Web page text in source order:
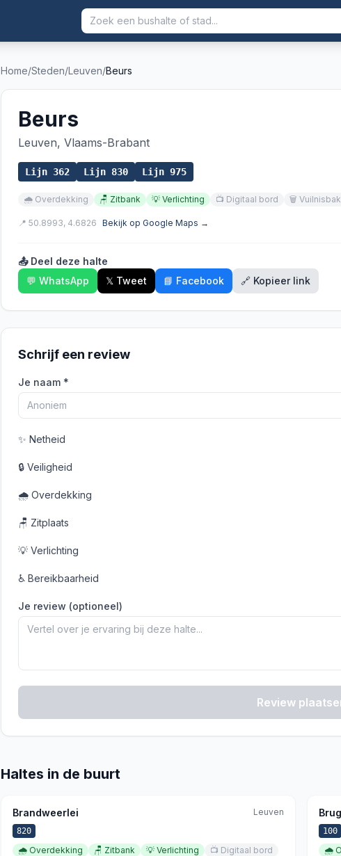
Home/Steden/Leuven/Beurs
Beurs
Leuven, Vlaams-Brabant
Lijn 362 Lijn 830 Lijn 975
🌧️ Overdekking 🪑 Zitbank 💡 Verlichting 📺 Digitaal bord 🗑️ Vuilnisbak
📍 50.8993, 4.6826 Bekijk op Google Maps →
📤 Deel deze halte
💬 WhatsApp
𝕏 Tweet 📘 Facebook 🔗 Kopieer link
Schrijf een review
Je naam *
✨ Netheid
🔒 Veiligheid
🌧️ Overdekking
🪑 Zitplaats
💡 Verlichting
♿ Bereikbaarheid
Je review (optioneel)
Review
Haltes in de buurt
Brandweerlei Leuven
820
🌧️ Overdekking 🪑 Zitbank 💡 Verlichting 📺 Digitaal bord
Brug
100
🌧️